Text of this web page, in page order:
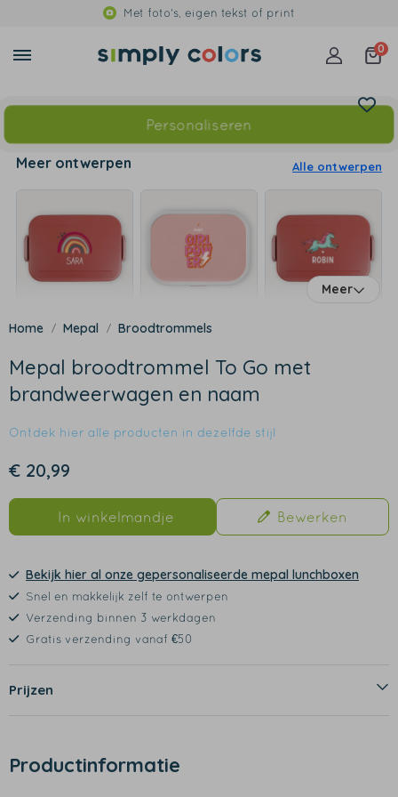
Met foto's, eigen tekst of print
0
Personaliseren
Meer ontwerpen Alle ontwerpen
Meer
Mepal Broodtrommels
Mepal broodtrommel To Go met
brandweerwagen en naam
Ontdek hier alle producten in dezelfde stijl
€ 20,99
In winkelmandje Bewerken
Bekijk hier al onze gepersonaliseerde mepal lunchboxen
Snel en makkelijk zelf te ontwerpen
Verzending binnen 3 werkdagen
Gratis verzending vanaf €50
Prijzen
Productinformatie